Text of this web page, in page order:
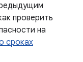
проверить
на
сроках